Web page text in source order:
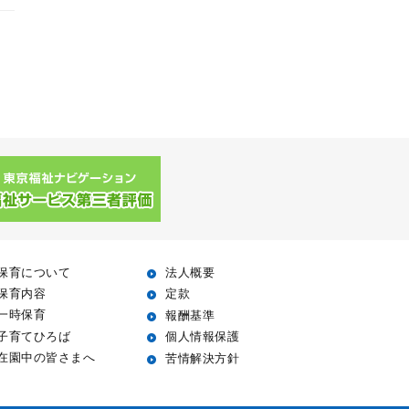
育について
育内容
時保育
育てひろば
園中の皆さまへ
法人概要
定款
報酬基準
個人情報保護
苦情解決方針